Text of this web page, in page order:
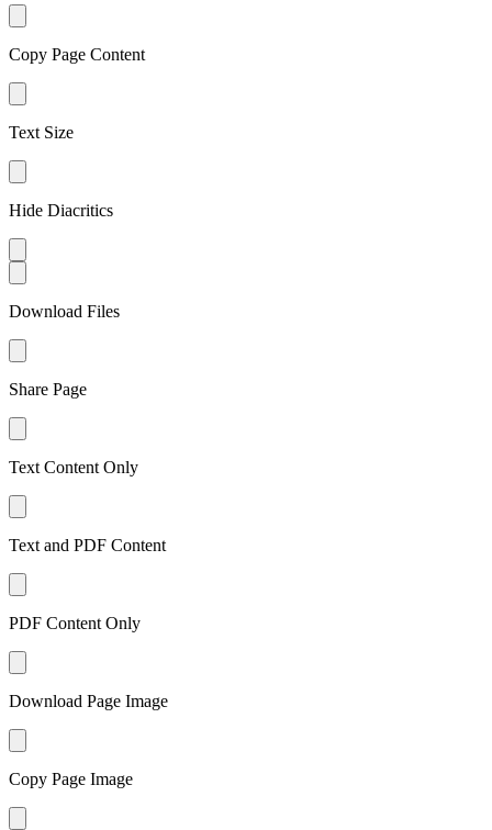
Copy Page Content
Text Size
Hide Diacritics
Download Files
Share Page
Text Content Only
Text and PDF Content
PDF Content Only
Download Page Image
Copy Page Image